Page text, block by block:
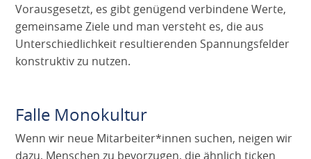
Vorausgesetzt, es gibt genügend verbindene Werte,
gemeinsame Ziele und man versteht es, die aus
Unterschiedlichkeit resultierenden Spannungsfelder
konstruktiv zu nutzen.
Falle Monokultur
Wenn wir neue Mitarbeiter*innen suchen, neigen wir
dazu, Menschen zu bevorzugen, die ähnlich ticken